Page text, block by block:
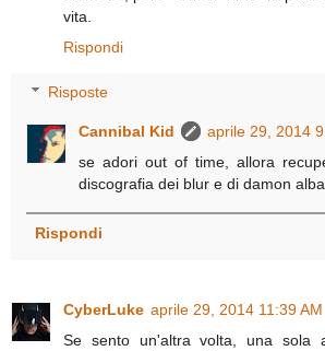
vita.
Rispondi
Risposte
Cannibal Kid
aprile 29, 2014
se adori out of time, allora
discografia dei blur e di damon
Rispondi
CyberLuke aprile 29, 2014 11:39 AM
Se sento un'altra volta, una sola